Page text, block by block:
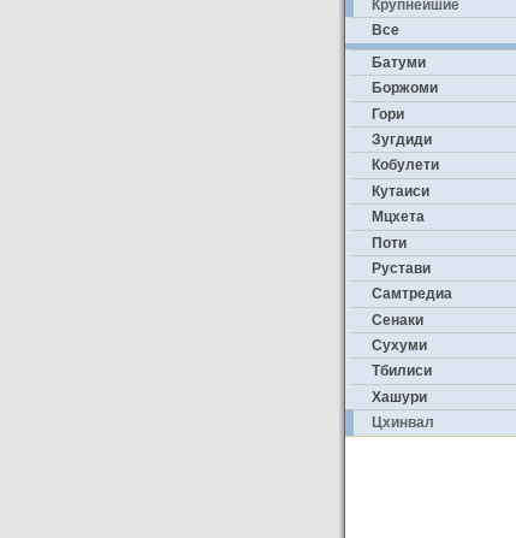
Крупнейшие
Все
Батуми
Боржоми
Гори
Зугдиди
Кобулети
Кутаиси
Мцхета
Поти
Рустави
Самтредиа
Сенаки
Сухуми
Тбилиси
Хашури
Цхинвал